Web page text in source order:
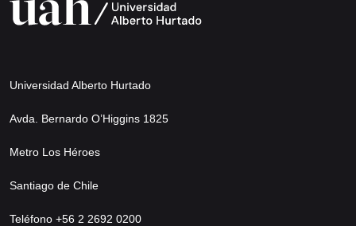
Universidad Alberto Hurtado
Avda. Bernardo O’Higgins 1825
Metro Los Héroes
Santiago de Chile
Teléfono +56 2 2692 0200